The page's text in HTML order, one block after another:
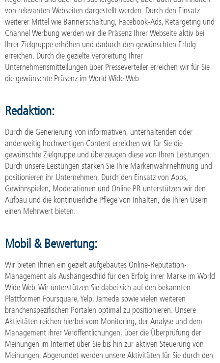
von relevanten Webseiten dargestellt werden. Durch den Einsatz
weiterer Mittel wie Bannerschaltung, Facebook-Ads, Retargeting und
Channel Werbung werden wir die Präsenz Ihrer Webseite aktiv bei
Ihrer Zielgruppe erhöhen und dadurch den gewünschten Erfolg
erreichen. Durch die gezielte Verbreitung Ihrer
Unternehmensmitteilungen über Presseverteiler erreichen wir für Sie
die gewünschte Präsenz im World Wide Web.
Redaktion:
Durch die Generierung von informativen, unterhaltenden oder
anderweitig hochwertigen Content erreichen wir für Sie die
gewünschte Zielgruppe und überzeugen diese von Ihren Leistungen.
Durch unsere Leistungen stärken Sie Ihre Markenwahrnehmung und
positionieren ihr Unternehmen. Durch den Einsatz von Apps,
Gewinnspielen, Moderationen und Online PR unterstützen wir den
Aufbau und die kontinuierliche Pflege von Inhalten, die Ihren Usern
einen Mehrwert bieten.
Mobil & Bewertung:
Wir bieten Ihnen ein gezielt aufgebautes Online-Reputation-
Management als Aushängeschild für den Erfolg ihrer Marke im World
Wide Web. Wir unterstützen Sie dabei sich auf den bekannten
Plattformen Foursquare, Yelp, Jameda sowie vielen weiteren
branchenspezifischen Portalen optimal zu positionieren. Unsere
Aktivitäten reichen hierbei vom Monitoring, der Analyse und dem
Management ihrer Veröffentlichungen, über die Überprüfung der
Meinungen im Internet über Sie bis hin zur aktiven Steuerung von
Meinungen. Abgerundet werden unsere Aktivitäten für Sie durch den